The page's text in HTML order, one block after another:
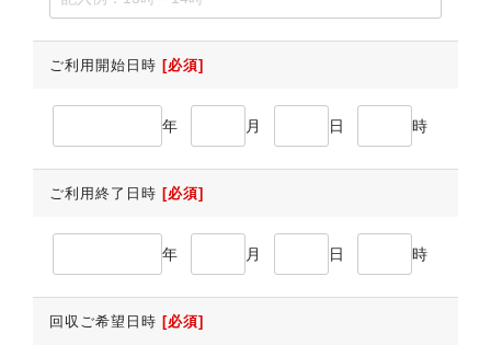
ご利用開始日時 [必須]
年 月 日 時
ご利用終了日時 [必須]
年 月 日 時
回収ご希望日時 [必須]